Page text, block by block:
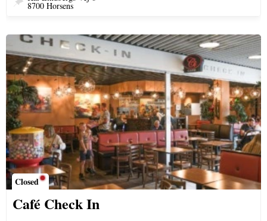
8700 Horsens
Closed
Café Check In